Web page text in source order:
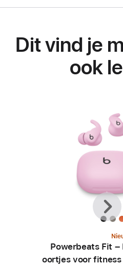
Dit vind je
ook
Powerbeats Fit –
oortjes voor fitness
Vorige